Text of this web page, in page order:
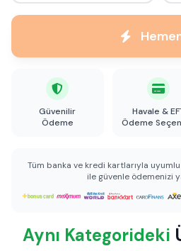
Güvenilir
Ödeme
Havale &
Ödeme
Tüm banka ve kredi kartlarıyla uyumlu
ile güvenle ödemenizi
Aynı Kategorideki